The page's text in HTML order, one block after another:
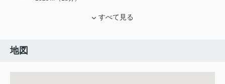
すべて見る
地図